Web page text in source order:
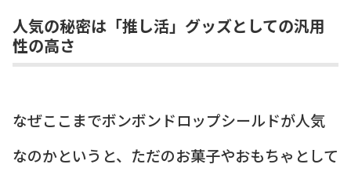
人気の秘密は「推し活」グッズとしての汎用
性の高さ
なぜここまでボンボンドロップシールドが人気
なのかというと、ただのお菓子やおもちゃとして